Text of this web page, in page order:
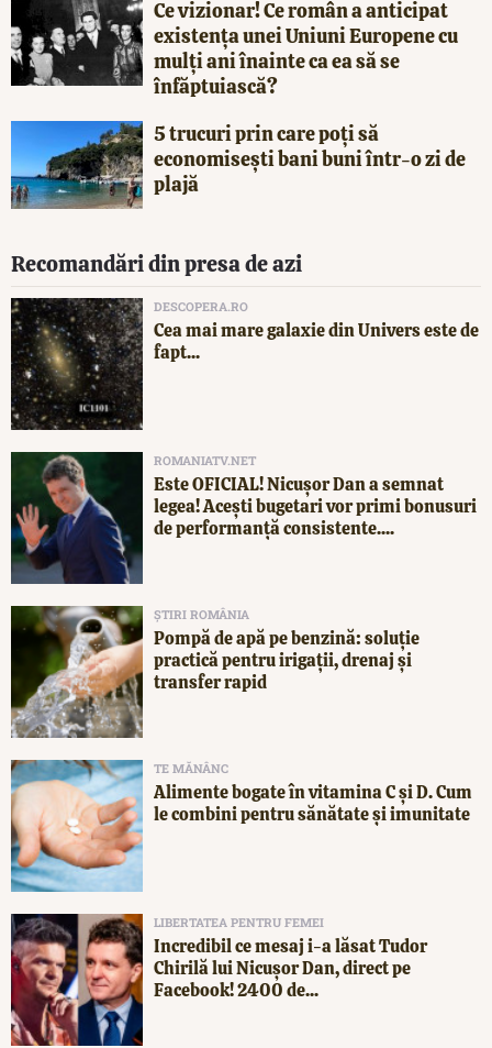
Ce vizionar! Ce român a anticipat
existența unei Uniuni Europene cu
mulți ani înainte ca ea să se
înfăptuiască?
5 trucuri prin care poți să
economisești bani buni într-o zi de
plajă
Recomandări din presa de azi
DESCOPERA.RO
Cea mai mare galaxie din Univers este de
fapt...
ROMANIATV.NET
Este OFICIAL! Nicușor Dan a semnat
legea! Acești bugetari vor primi bonusuri
de performanță consistente....
ȘTIRI ROMÂNIA
Pompă de apă pe benzină: soluție
practică pentru irigații, drenaj și
transfer rapid
TE MĂNÂNC
Alimente bogate în vitamina C și D. Cum
le combini pentru sănătate și imunitate
LIBERTATEA PENTRU FEMEI
Incredibil ce mesaj i-a lăsat Tudor
Chirilă lui Nicușor Dan, direct pe
Facebook! 2400 de...